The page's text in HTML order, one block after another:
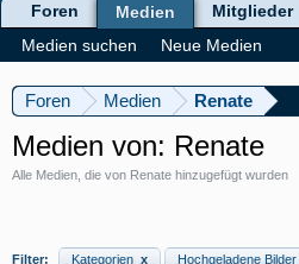
Foren Medien Renate
Medien von: Renate
Alle Medien, die von Renate hinzugefügt wurden
Filter: Kategorien x Hochgeladene Bilder
Foren
Medien
Medien suchen
Neue Medien
Mitglieder